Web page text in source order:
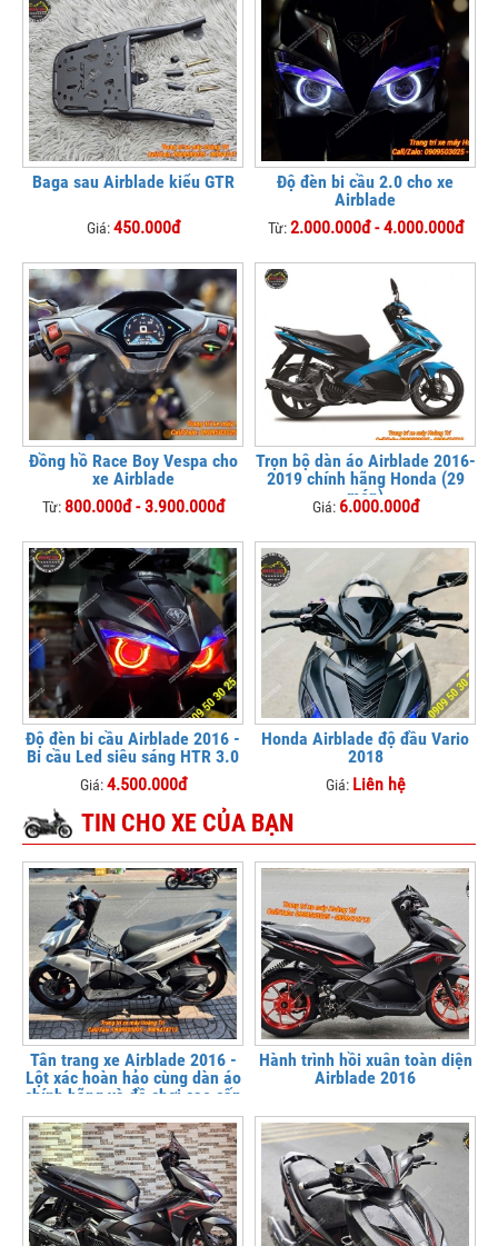
Baga sau Airblade kiểu GTR
Giá:450.000đ
Độ đèn bi cầu 2.0 cho xe
Airblade
Từ:2.000.000đ - 4.000.000đ
Đồng hồ Race Boy Vespa cho
xe Airblade
Từ: 800.000đ - 3.900.000đ
Trọn bộ dàn áo Airblade 2016-
2019 chính hãng Honda (29
món)
Giá: 6.000.000đ
Độ đèn bi cầu Airblade 2016 -
Bi cầu Led siêu sáng HTR 3.0
Giá:4.500.000đ
Honda Airblade độ đầu Vario
2018
Giá: Liên hệ
TIN CHO XE CỦA BẠN
Tân trang xe Airblade 2016 -
Lột xác hoàn hảo cùng dàn áo
chính hãng và đồ chơi cao cấp
Hành trình hồi xuân toàn diện
Airblade 2016